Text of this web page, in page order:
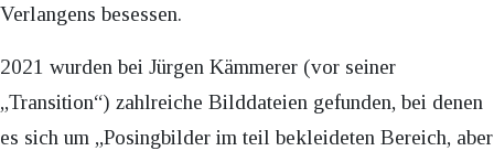
Verlangens besessen.
2021 wurden bei Jürgen Kämmerer (vor seiner
„Transition“) zahlreiche Bilddateien gefunden, bei denen
es sich um „Posingbilder im teil bekleideten Bereich, aber